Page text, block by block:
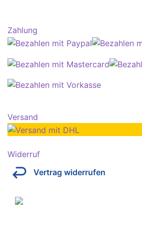
Zahlung
Versand
Widerruf
Vertrag widerrufen